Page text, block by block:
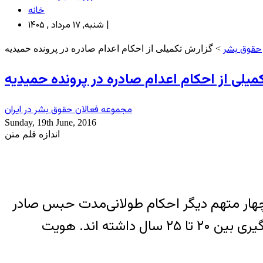
خانه
شنبه, ۱۷ مرداد , ۱۴۰۵ |
حقوق بشر > گزارش تکمیلی از احکام اعدام صادره در پرونده حمیدیه
از احکام اعدام صادره در پرونده حمیدیه
مجموعه فعالان حقوق بشر در ایران
Sunday, 19th June, 2016
اندازه قلم متن
چهار متهم دیگر احکام طولانی‌مدت حبس صادر
کرد. این احکام در دادگاه تجدیدنظر عینا تایید شد. به گفته منابع مطلع همگی متهمین زمان دستگیری بین ۲۰ تا ۲۵ سال داشته اند. هویت